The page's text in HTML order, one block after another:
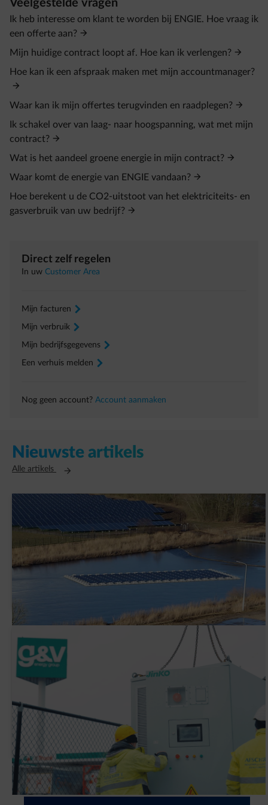
Veelgestelde vragen
Ik heb interesse om klant te worden bij ENGIE. Hoe vraag ik
een offerte aan?
Mijn huidige contract loopt af. Hoe kan ik verlengen?
Hoe kan ik een afspraak maken met mijn accountmanager?
Waar kan ik mijn offertes terugvinden en raadplegen?
Ik schakel over van laag- naar hoogspanning, wat met mijn
contract?
Wat is het aandeel groene energie in mijn contract?
Waar komt de energie van ENGIE vandaan?
Hoe berekent u de CO2-uitstoot van het elektriciteits- en
gasverbruik van uw bedrijf?
Direct zelf regelen
In uw Customer Area
Mijn facturen arrow-right
Mijn verbruik arrow-right
Mijn bedrijfsgegevens arrow-right
Een verhuis melden arrow-right
Nog geen account? Account aanmaken
Nieuwste artikels
Alle artikels Opent in een nieuw tabblad
AVK Plastics tekent een PPA met ENGIE
Waarom heeft G&V een slimme
batterijinstallatie (BESS) geplaatst?
Newsletter